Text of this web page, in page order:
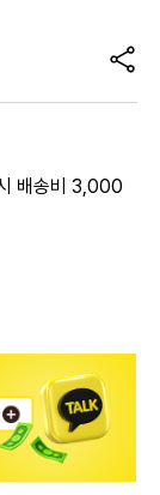
배송비 3,000